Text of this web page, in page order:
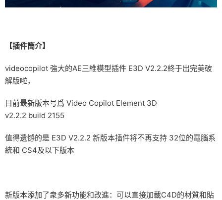
【插件簡介】
videocopilot 強大的AE三維模型插件 E3D V2.2.2終于出完美破
解版啦，
目前最新版本号爲 Video Copilot Element 3D
v2.2.2 build 2155
值得遺憾的是 E3D V2.2.2 新版本插件将不再支持 32位的電腦系
統和 CS4及以下版本
新版本添加了衆多新功能和改進：可以直接加載C4D的材質和貼